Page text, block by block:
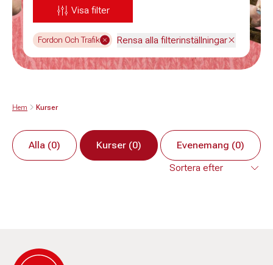
Visa filter
Fordon Och Trafik Rensa alla filterinställningar
Hem Kurser
Alla (0) Kurser (0) Evenemang (0)